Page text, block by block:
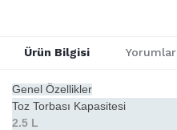
Ürün Bilgisi Yorumlar
Genel Özellikler
Toz Torbası Kapasitesi
2.5 L